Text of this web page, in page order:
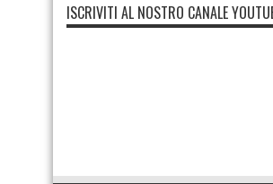
ISCRIVITI AL NOSTRO CANALE